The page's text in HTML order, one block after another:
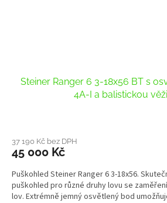
Steiner Ranger 6 3-18x56 BT s
4A-I a balistickou
37 190 Kč bez DPH
45 000 Kč
Puškohled Steiner Ranger 6 3-18x56.
puškohled pro různé druhy lovu se
lov. Extrémně jemný osvětlený bod